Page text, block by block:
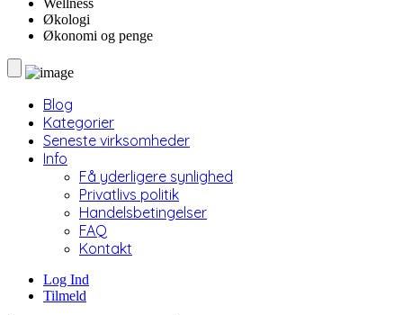
Wellness
Økologi
Økonomi og penge
Blog
Kategorier
Seneste virksomheder
Info
Få yderligere synlighed
Privatlivs politik
Handelsbetingelser
FAQ
Kontakt
Log Ind
Tilmeld